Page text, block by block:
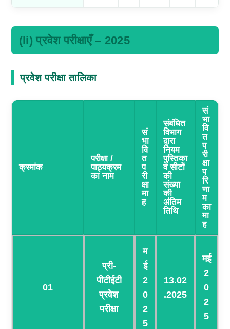
(ii) प्रवेश परीक्षाएँ – 2025
प्रवेश परीक्षा तालिका
क्रमांक
परीक्षा /
पाठ्यक्रम
का नाम
सं
भा
वि
त
प
री
क्षा
मा
ह
संबंधित
विभाग
द्वारा
नियम
पुस्तिका
व सीटों
की
संख्या
की
अंतिम
तिथि
सं
भा
वि
त
प
री
क्षा
प
रि
णा
म
का
मा
ह
01
प्री-
पीटीईटी
प्रवेश
परीक्षा
म
ई
2
0
2
5
13.02
.2025
मई
2
0
2
5